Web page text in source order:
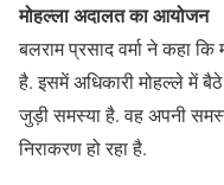
मोहल्ला अदालत का आयोजन
बलराम प्रसाद वर्मा ने कहा
है. इसमें अधिकारी मोहल्ले में
जुड़ी समस्या है. वह अपनी
निराकरण हो रहा है.